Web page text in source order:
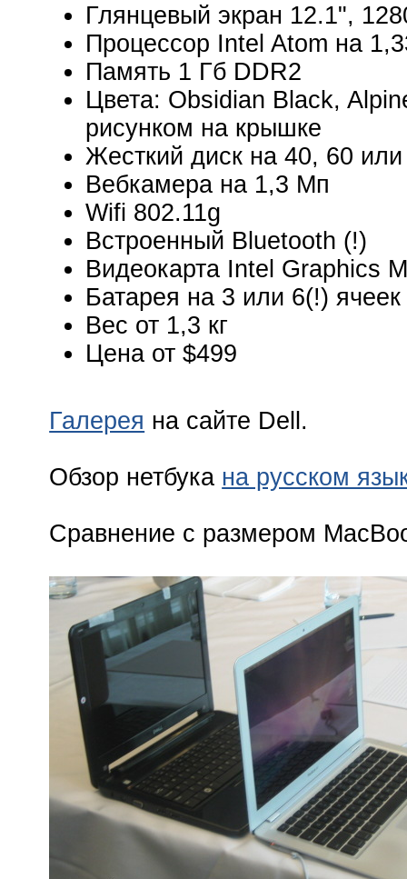
Глянцевый экран 12.1",
Процессор Intel Atom на
Память 1 Гб DDR2
Цвета: Obsidian Black,
рисунком на крышке
Жесткий диск на 40, 60
Вебкамера на 1,3 Мп
Wifi 802.11g
Встроенный Bluetooth (!)
Видеокарта Intel Graphics
Батарея на 3 или 6(!) ячеек
Вес от 1,3 кг
Цена от $499
Галерея на сайте Dell.
Обзор нетбука на русском
Сравнение с размером